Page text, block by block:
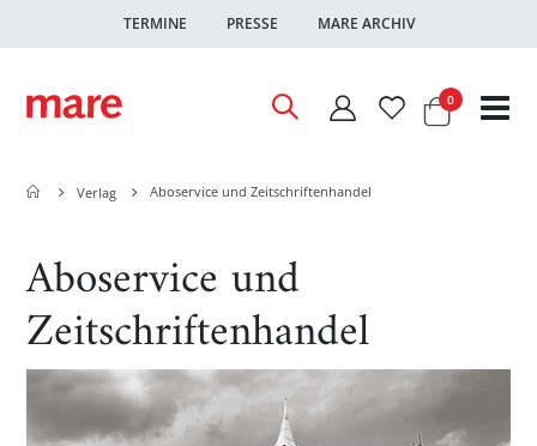
TERMINE PRESSE MARE ARCHIV
Warenkorb
0Artikel
Verlag Aboservice und Zeitschriftenhandel
Aboservice und
Zeitschriftenhandel